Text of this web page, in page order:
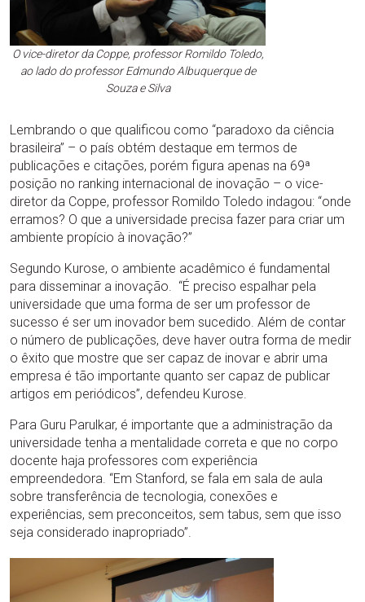
O vice-diretor da Coppe, professor Romildo Toledo,
ao lado do professor Edmundo Albuquerque de
Souza e Silva
Lembrando o que qualificou como “paradoxo da ciência
brasileira” – o país obtém destaque em termos de
publicações e citações, porém figura apenas na 69ª
posição no ranking internacional de inovação – o vice-
diretor da Coppe, professor Romildo Toledo indagou: “onde
erramos? O que a universidade precisa fazer para criar um
ambiente propício à inovação?”
Segundo Kurose, o ambiente acadêmico é fundamental
para disseminar a inovação. “É preciso espalhar pela
universidade que uma forma de ser um professor de
sucesso é ser um inovador bem sucedido. Além de contar
o número de publicações, deve haver outra forma de medir
o êxito que mostre que ser capaz de inovar e abrir uma
empresa é tão importante quanto ser capaz de publicar
artigos em periódicos”, defendeu Kurose.
Para Guru Parulkar, é importante que a administração da
universidade tenha a mentalidade correta e que no corpo
docente haja professores com experiência
empreendedora. “Em Stanford, se fala em sala de aula
sobre transferência de tecnologia, conexões e
experiências, sem preconceitos, sem tabus, sem que isso
seja considerado inapropriado”.